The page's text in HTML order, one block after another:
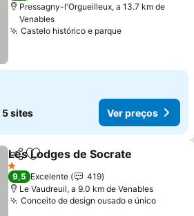
Pressagny-l'Orgueilleux, a 13.7 km de
Venables
Castelo histórico e parque
5 sites Ver preços
PartilharAdicionar aos favoritos
Les Lodges de Socrate
1 Estrelas
9,5 Excelente
419
Le Vaudreuil, a 9.0 km de Venables
Conceito de design ousado e único